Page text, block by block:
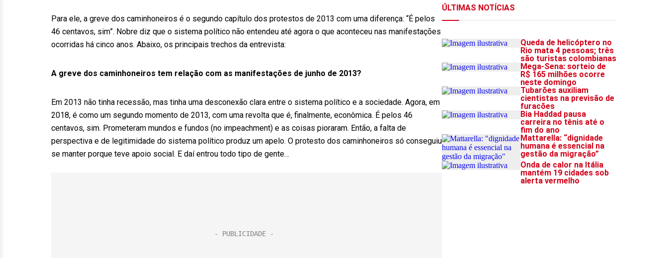
Para ele, a greve dos caminhoneiros é o segundo capítulo dos protestos de 2013 com uma diferença: “É pelos
46 centavos, sim”. Nobre diz que o sistema político não entendeu até agora o que aconteceu nas manifestações
ocorridas há cinco anos. Abaixo, os principais trechos da entrevista:
A greve dos caminhoneiros tem relação com as manifestações de junho de 2013?
Em 2013 não tinha recessão, mas tinha uma desconexão clara entre o sistema político e a sociedade. Agora, em
2018, é como um segundo momento de 2013, com uma revolta que é, finalmente, econômica. É pelos 46
centavos, sim. Prometeram mundos e fundos (no impeachment) e as coisas pioraram. Então, a falta de
perspectiva e de legitimidade do sistema político produz um apelo. O protesto dos caminhoneiros só conseguiu
se manter porque teve apoio social. E daí entrou todo tipo de gente…